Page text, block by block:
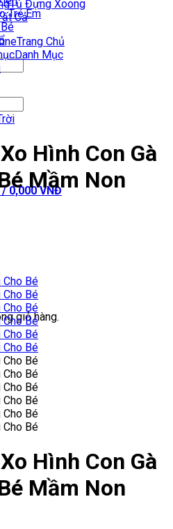
Trẻ Em
/0,000VNĐ
giỏ hàng.
Tủ Đựng Xoong
Cả
Trang Chủ
Danh Mục
Hình Con Gà
Mầm Non
Hình Con Gà
Mầm Non